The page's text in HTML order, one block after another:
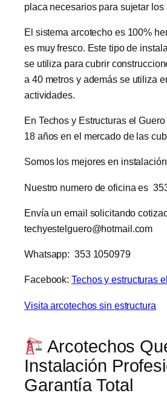
placa necesarios para sujetar los
El sistema arcotecho es 100%
es muy fresco. Este tipo de
se utiliza para cubrir
a 40 metros y además se utiliza
actividades.
En Techos y Estructuras el
18 años en el mercado de las
Somos los mejores en
Nuestro numero de oficina es
Envía un email solicitando
techyestelguero@hotmail.com
Whatsapp: 353 1050979
Facebook:Techos y estructuras
Visita arcotechos sin estructura
Arcotechos
Instalación
Garantía Total